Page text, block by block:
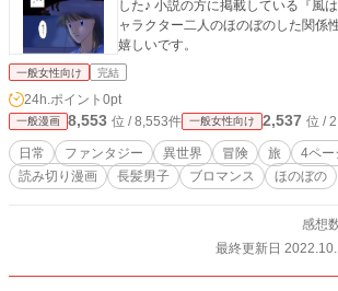
した♪ 小説の方に掲載している『風
ャラクター二人のほのぼのした関係
嬉しいです。
一般女性向け 完結
24h.ポイント 0pt
一般漫画 8,553 位 / 8,553件 一般女性向け 2,537 位 /
日常 ファンタジー 異世界 冒険 旅
4ペー
読み切り漫画
長髪男子 ブロマンス ほのぼの
感想
最終更新日